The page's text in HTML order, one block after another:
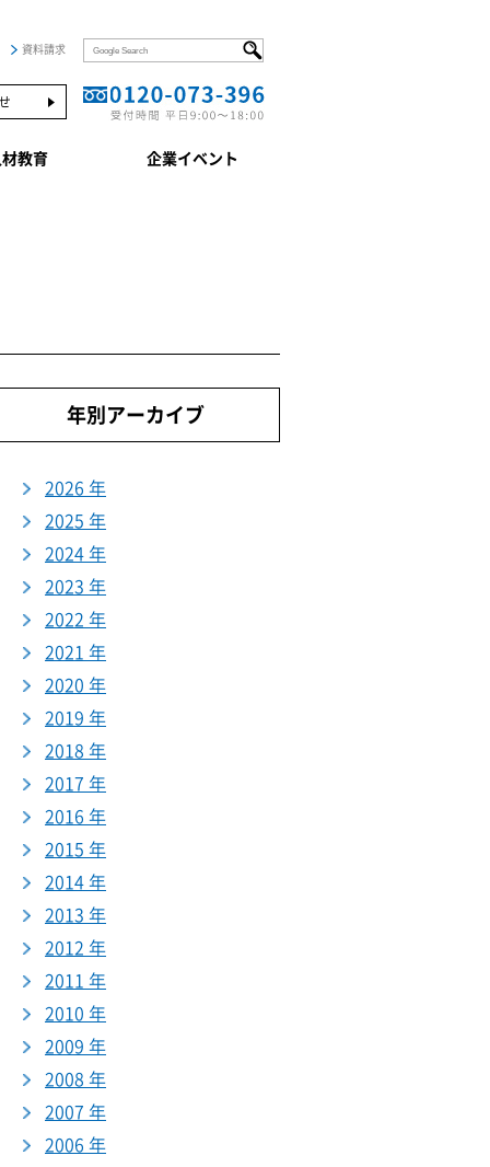
資料請求
材教育 企業イベント
年別アーカイブ
2026 年
2025 年
2024 年
2023 年
2022 年
2021 年
2020 年
2019 年
2018 年
2017 年
2016 年
2015 年
2014 年
2013 年
2012 年
2011 年
2010 年
2009 年
2008 年
2007 年
2006 年